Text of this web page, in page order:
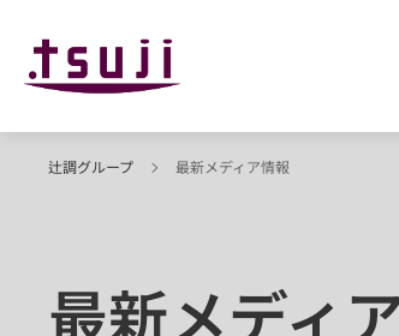
辻調グループ 最新メディア情報
最新メディ